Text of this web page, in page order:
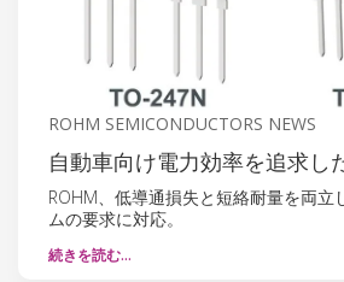
ROHM SEMICONDUCTORS NEWS
自動車向け電力効率を追求し
ROHM、低導通損失と短絡耐量を両立
ムの要求に対応。
続きを読む…